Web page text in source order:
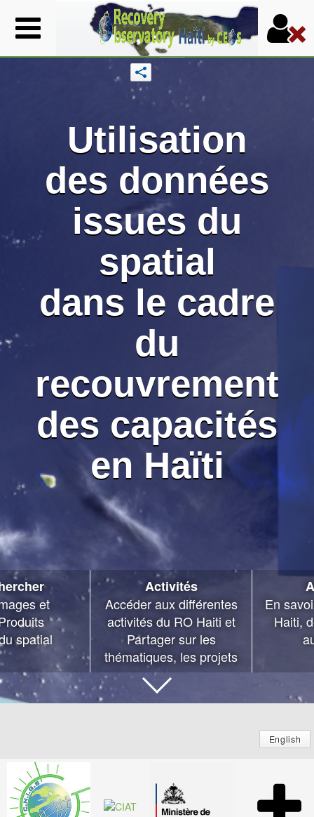
Aller
au
contenu
principal
Utilisation
des données
issues du
spatial
dans le cadre
du
recouvrement
des capacités
en Haïti
et
spatial
Activités
Accéder aux différentes
activités du RO Haiti et
Partager sur les
thématiques, les projets
En
Haiti,
English